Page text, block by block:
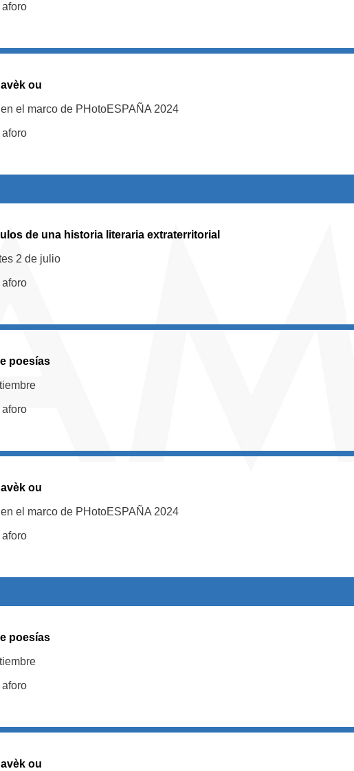
ou
el marco de PHotoESPAÑA 2024
de una historia literaria extraterritorial
2 de julio
poesías
ou
el marco de PHotoESPAÑA 2024
poesías
ou